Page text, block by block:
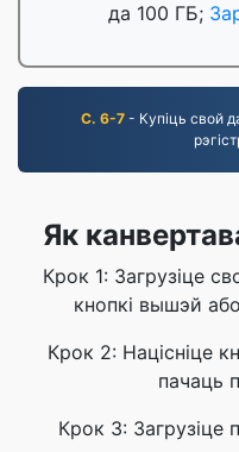
да 100 ГБ;
С. 6-7- Купіць свой
Як
Крок 1: Загрузіце
кнопкі вышэй
Крок 2: Націсніце
пачаць
Крок 3: Загрузіце